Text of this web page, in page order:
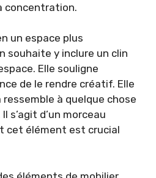
concentration.
un espace plus
souhaite y inclure un clin
Elle souligne
de le rendre créatif. Elle
à quelque chose
s’agit d’un morceau
cet élément est crucial